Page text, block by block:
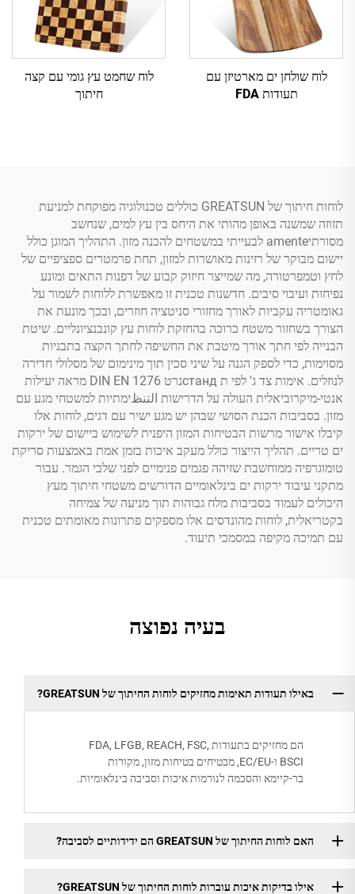
לוח שולחן ים מארטיזן עם
תעודות FDA
לוח שחמט עץ גומי עם קצה
חיתוך
לוחות חיתוך של GREATSUN כוללים טכנולוגיה מפוקחת למניעת
תזוזה שמשנה באופן מהותי את היחס בין עץ למים, שנחשב
מסורתיamente לבעייתי במשטחים להכנה מזון. התהליך המוגן כולל
יישום מבוקר של רזינות מאושרות למזון, תחת פרמטרים ספציפיים של
לחץ וטמפרטורה, מה שמייצר חיזוק קבוע של דפנות התאים ומונע
נפיחות ועיבוי סיבים. חדשנות טכנית זו מאפשרת ללוחות לשמור על
גאומטריה עקביות לאורך מחזורי סניטציה חוזרים, ובכך מונעת את
הצורך בשחזור משטח כרוכה בהחזקת לוחות עץ קונבנציונליים. שיטת
הבנייה לפי חתך אורך מיטבת את החשיפה לחתך הקצה בתבניות
מסוימות, כדי לספק הגנה על שיני סכין תוך מינימום של מסלולי חדירה
לנוזלים. אימות צד ג' לפי ת стандנרט DIN EN 1276 מראה יעילות
אנטי-מיקרוביאלית העולה על הדרישות التنظימתיות למשטחי מגע עם
מזון. בסביבות הכנת הסושי שבהן יש מגע ישיר עם דגים, לוחות אלו
קיבלו אישור מרשות הבטיחות המזון היפנית לשימוש ביישום של ירקות
ים טריים. תהליך הייצור כולל מעקב איכות בזמן אמת באמצעות סריקת
טומוגרפיה ממוחשבת שזיהה פגמים פנימיים לפני שלבי הגמר. עבור
מתקני עיבוד ירקות ים בינלאומיים הדורשים משטחי חיתוך מעץ
היכולים לעמוד בסביבות מלח גבוהות תוך מניעה של צמיחה
בקטריאלית, לוחות מהונדסים אלו מספקים פתרונות מאומתים טכנית
עם תמיכה מקיפה במסמכי תיעוד.
בעיה נפוצה
באילו תעודות תאימות מחזיקים לוחות החיתוך של GREATSUN?
הם מחזיקים בתעודות FDA, LFGB, REACH, FSC,
BSCI ו-EC/EU, מבטיחים בטיחות מזון, מקורות
בר-קיימא והסכמה לנורמות איכות וסביבה בינלאומיות.
האם לוחות החיתוך של GREATSUN הם ידידותיים לסביבה?
אילו בדיקות איכות עוברות לוחות החיתוך של GREATSUN?